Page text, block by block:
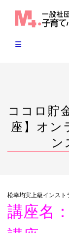
ココロ貯
座】オン
ン
松幸均実上級インスト
講座名